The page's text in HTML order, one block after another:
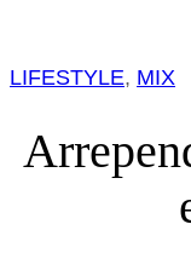
LIFESTYLE, MIX